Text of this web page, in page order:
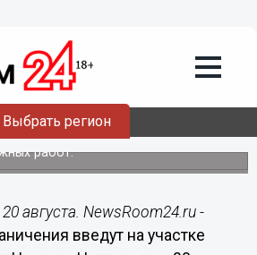
Выбрать регион
Тургайской закроют
20 августа
связано с проведением
работ.
августа. NewsRoom24.ru -
введут на участке